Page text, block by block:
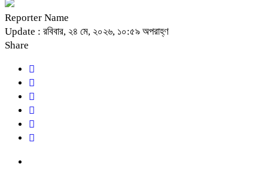
Reporter Name
Update : রবিবার, ২৪ মে, ২০২৬, ১০:৫৯ অপরাহ্ণ
Share